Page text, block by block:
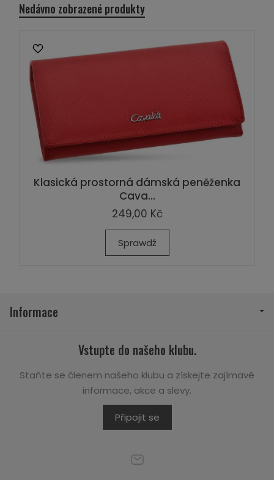
Nedávno zobrazené produkty
Klasická prostorná dámská peněženka
Cava...
249,00 Kč
Sprawdź
Informace
Vstupte do našeho klubu.
Staňte se členem našeho klubu a získejte zajímavé
informace, akce a slevy.
Připojit se